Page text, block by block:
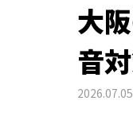
大
音
2026.07.05